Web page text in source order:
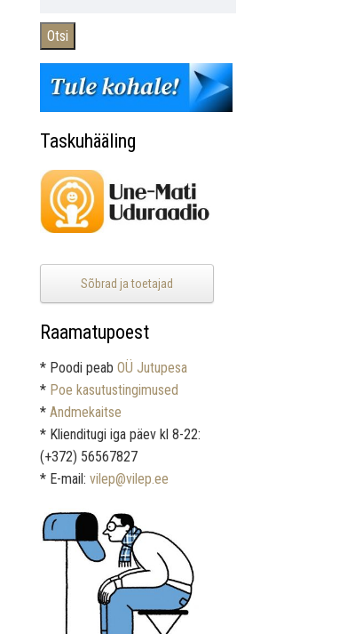
Otsi
Taskuhääling
Sõbrad ja toetajad
Raamatupoest
* Poodi peab OÜ Jutupesa
* Poe kasutustingimused
* Andmekaitse
* Klienditugi iga päev kl 8-22:
(+372) 56567827
* E-mail: vilep@vilep.ee